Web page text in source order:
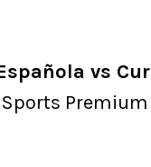
vs
Premium